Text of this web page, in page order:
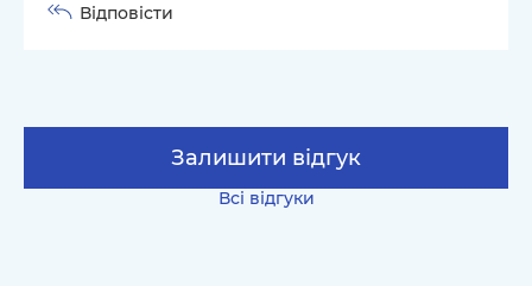
Відповісти
Всі відгуки
Залишити відгук